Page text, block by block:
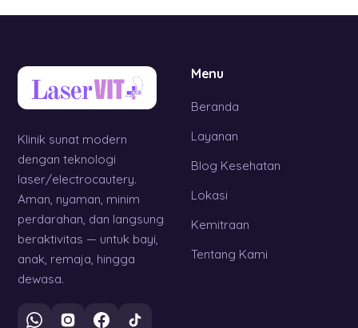
Klinik sunat modern
dengan teknologi
laser/electrocautery.
Aman, nyaman, minim
perdarahan, dan langsung
beraktivitas — untuk bayi,
anak, remaja, hingga
dewasa.
Menu
Beranda
Layanan
Blog Kesehatan
Lokasi
Kemitraan
Tentang Kami